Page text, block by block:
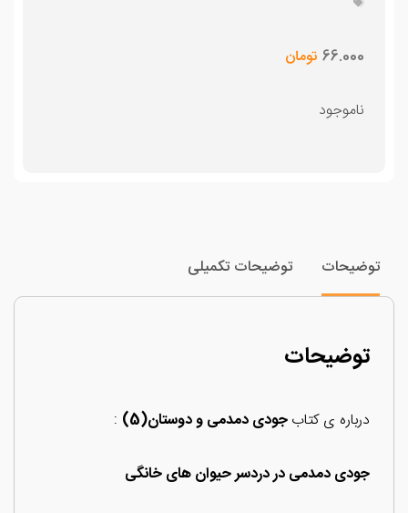
66.000تومان
ناموجود
توضیحات تکمیلی
توضیحات
درباره ی کتابجودی دمدمی و دوستان(5) :
جودی دمدمی در دردسر حیوان های خانگی